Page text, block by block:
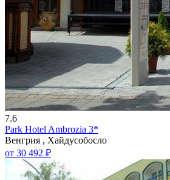
7.6
Park Hotel Ambrozia 3*
Венгрия , Хайдусобосло
от 30 492 ₽